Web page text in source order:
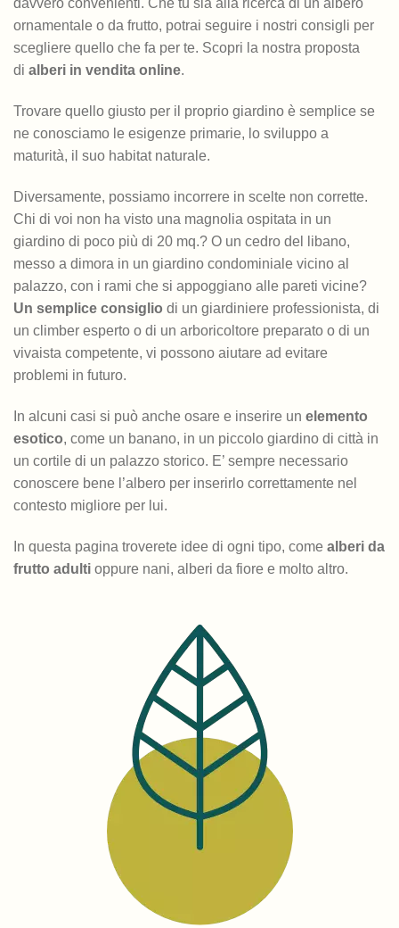
davvero convenienti. Che tu sia alla ricerca di un albero
ornamentale o da frutto, potrai seguire i nostri consigli per
scegliere quello che fa per te. Scopri la nostra proposta
di alberi in vendita online.
Trovare quello giusto per il proprio giardino è semplice se
ne conosciamo le esigenze primarie, lo sviluppo a
maturità, il suo habitat naturale.
Diversamente, possiamo incorrere in scelte non corrette.
Chi di voi non ha visto una magnolia ospitata in un
giardino di poco più di 20 mq.? O un cedro del libano,
messo a dimora in un giardino condominiale vicino al
palazzo, con i rami che si appoggiano alle pareti vicine?
Un semplice consiglio di un giardiniere professionista, di
un climber esperto o di un arboricoltore preparato o di un
vivaista competente, vi possono aiutare ad evitare
problemi in futuro.
In alcuni casi si può anche osare e inserire un elemento
esotico, come un banano, in un piccolo giardino di città in
un cortile di un palazzo storico. E’ sempre necessario
conoscere bene l’albero per inserirlo correttamente nel
contesto migliore per lui.
In questa pagina troverete idee di ogni tipo, come alberi da
frutto adulti oppure nani, alberi da fiore e molto altro.